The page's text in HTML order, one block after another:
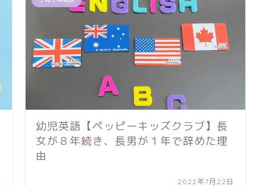
幼児英語【ペッピーキッズクラブ】長
女が８年続き、長男が１年で辞めた理
由
2022年7月22日